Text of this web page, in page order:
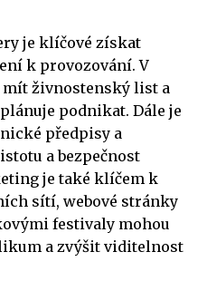
je klíčové získat
k provozování. V
mít živnostenský list a
podnikat. Dále je
předpisy a
a bezpečnost
je také klíčem k
sítí, webové stránky
festivaly mohou
a zvýšit viditelnost